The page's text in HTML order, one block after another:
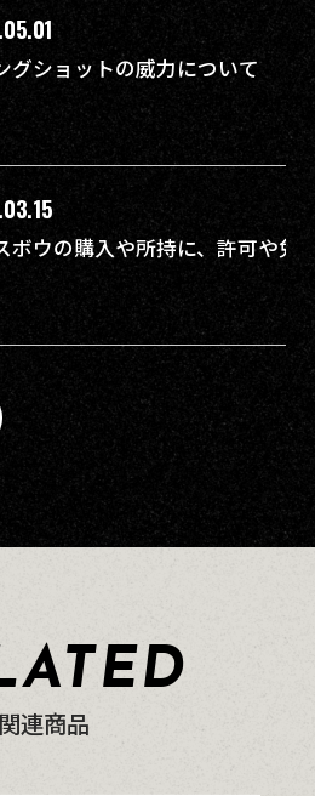
グショットの威力について
ボウの購入や所持に、許可や免
関連商品